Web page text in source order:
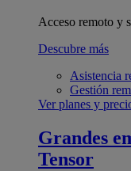
Acceso remoto y
Descubre más
Asistencia
Gestión
Ver planes y
Grandes
Tensor